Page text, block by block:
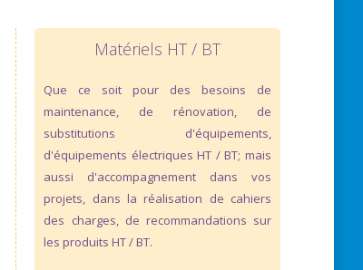
Matériels HT / BT
Que ce soit pour des besoins de
maintenance, de rénovation, de
substitutions d'équipements,
d'équipements électriques HT / BT; mais
aussi d'accompagnement dans vos
projets, dans la réalisation de cahiers
des charges, de recommandations sur
les produits HT / BT.